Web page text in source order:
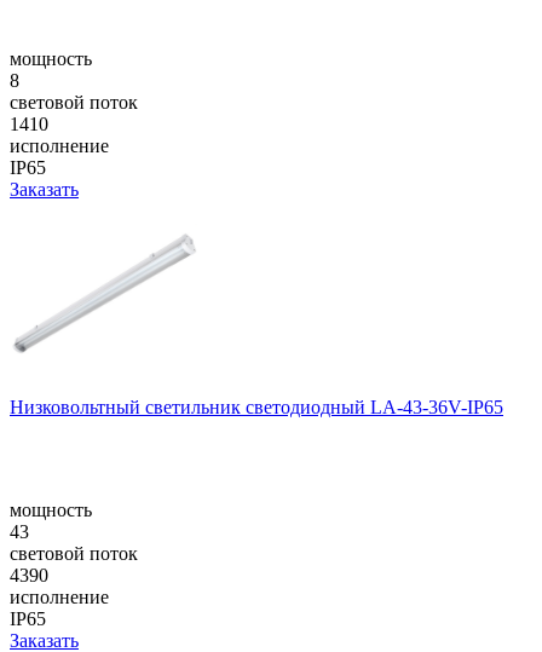
мощность
8
световой поток
1410
исполнение
IP65
Заказать
Низковольтный светильник светодиодный LA-43-36V-IP65
мощность
43
световой поток
4390
исполнение
IP65
Заказать